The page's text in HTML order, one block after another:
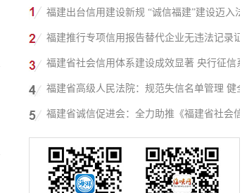
福建出台信用建设新规 “诚信福建”建设迈入法
治化新阶段
福建推行专项信用报告替代企业无违法记录证
明改革成效显著
福建省社会信用体系建设成效显著 央行征信系
统赋能实体经济
福建省高级人民法院：规范失信名单管理 健全
信用修复机制
福建省诚信促进会：全力助推《福建省社会信
用条例》落地见效